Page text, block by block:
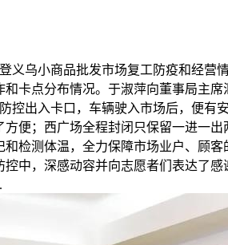
义乌小商品批发市场复工防疫和经
卡点分布情况。于淑萍向董事局主
控出入卡口，车辆驶入市场后，便
便；西广场全程封闭只保留一进一
和检测体温，全力保障市场业户、
控中，深感动容并向志愿者们表达